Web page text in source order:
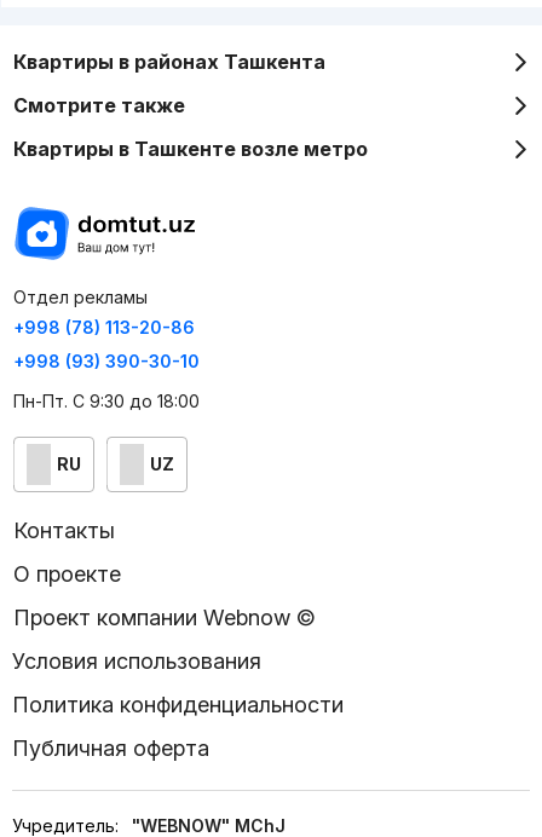
Квартиры в районах Ташкента
Смотрите также
Квартиры в Ташкенте возле метро
Отдел рекламы
+998 (78) 113-20-86
+998 (93) 390-30-10
Пн-Пт. С 9:30 до 18:00
RU UZ
Контакты
О проекте
Проект компании Webnow ©
Условия использования
Политика конфиденциальности
Публичная оферта
Учредитель:
"WEBNOW" MChJ